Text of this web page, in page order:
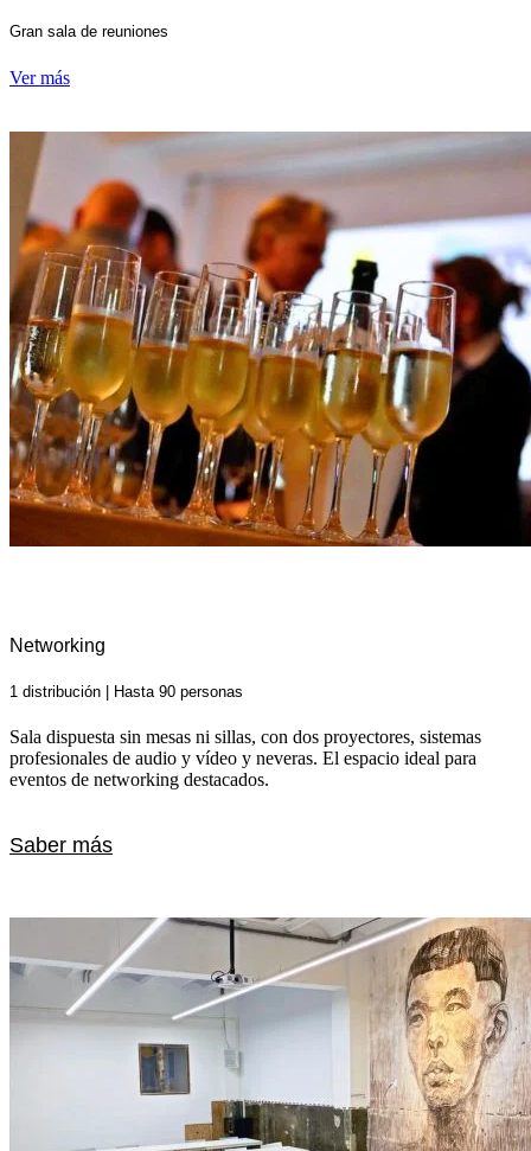
Gran sala de reuniones
Ver más
Networking
1 distribución | Hasta 90 personas
Sala dispuesta sin mesas ni sillas, con dos proyectores, sistemas
profesionales de audio y vídeo y neveras. El espacio ideal para
eventos de networking destacados.
Saber más